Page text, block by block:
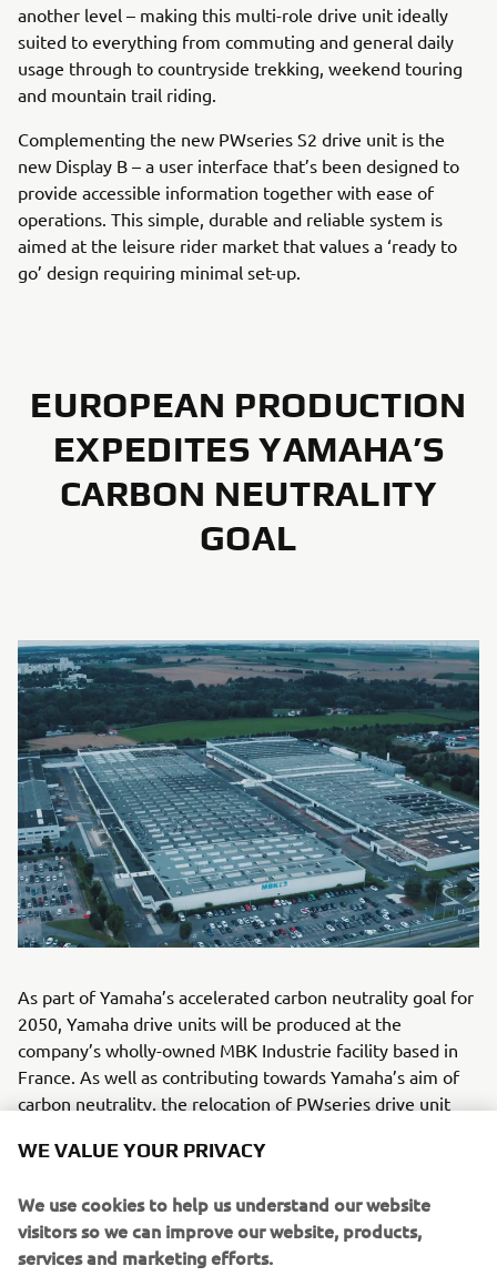
another level – making this multi-role drive unit ideally
suited to everything from commuting and general daily
usage through to countryside trekking, weekend touring
and mountain trail riding.
Complementing the new PWseries S2 drive unit is the
new Display B – a user interface that’s been designed to
provide accessible information together with ease of
operations. This simple, durable and reliable system is
aimed at the leisure rider market that values a ‘ready to
go’ design requiring minimal set-up.
EUROPEAN PRODUCTION
EXPEDITES YAMAHA’S
CARBON NEUTRALITY
GOAL
As part of Yamaha’s accelerated carbon neutrality goal for
2050, Yamaha drive units will be produced at the
company’s wholly-owned MBK Industrie facility based in
France. As well as contributing towards Yamaha’s aim of
carbon neutrality, the relocation of PWseries drive unit
need for expensive and recently unreliable logistics
manufacturers: lead times substantially reduced,
enhanced flexibility in deliveries, external supply chain
shocks – such as port congestion – eliminated, optimized
WE VALUE YOUR PRIVACY
We use cookies to help us understand our website
visitors so we can improve our website, products,
services and marketing efforts.